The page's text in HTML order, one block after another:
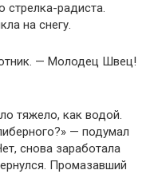
стрелка-радиста.
на снегу.
— Молодец Швец!
тяжело, как водой.
— подумал
снова заработала
Промазавший